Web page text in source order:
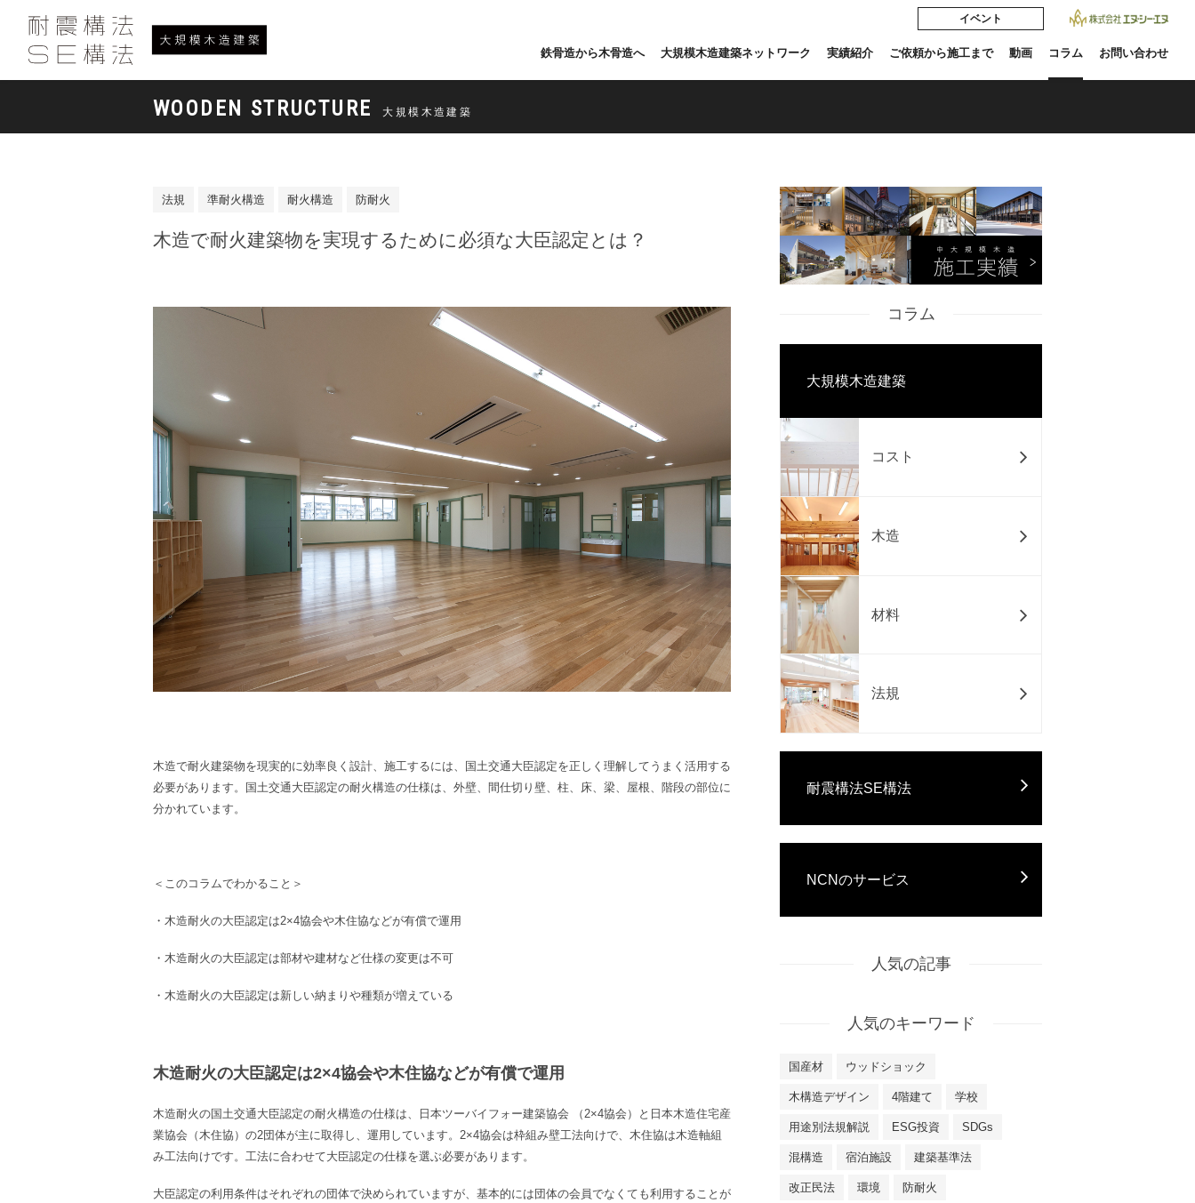
イベント
鉄骨造から木骨造へ 大規模木造建築ネットワーク 実績紹介 ご依頼から施工まで 動画 コラム お問い合わせ
WOODEN STRUCTURE 大規模木造建築
法規 準耐火構造 耐火構造 防耐火
木造で耐火建築物を実現するために必須な大臣認定とは？
木造で耐火建築物を現実的に効率良く設計、施工するには、国土交通大臣認定を正しく理解してうまく活用する
必要があります。国土交通大臣認定の耐火構造の仕様は、外壁、間仕切り壁、柱、床、梁、屋根、階段の部位に
分かれています。
＜このコラムでわかること＞
・木造耐火の大臣認定は2×4協会や木住協などが有償で運用
・木造耐火の大臣認定は部材や建材など仕様の変更は不可
・木造耐火の大臣認定は新しい納まりや種類が増えている
木造耐火の大臣認定は2×4協会や木住協などが有償で運用
木造耐火の国土交通大臣認定の耐火構造の仕様は、日本ツーバイフォー建築協会 （2×4協会）と日本木造住宅産
業協会（木住協）の2団体が主に取得し、運用しています。 2×4協会は枠組み壁工法向けで、木住協は木造軸組
み工法向けです。工法に合わせて大臣認定の仕様を選ぶ必要があります。
大臣認定の利用条件はそれぞれの団体で決められていますが、基本的には団体の会員でなくても利用することが
コラム
大規模木造建築
コスト
木造
材料
法規
耐震構法SE構法
NCNのサービス
人気の記事
人気のキーワード
国産材 ウッドショック
木構造デザイン 4階建て 学校
用途別法規解説 ESG投資 SDGs
混構造 宿泊施設 建築基準法
改正民法 環境 防耐火